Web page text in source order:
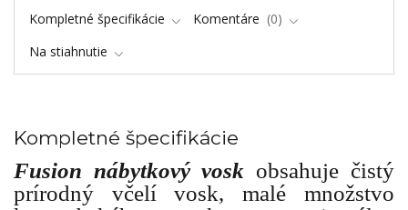
Kompletné špecifikácie Komentáre
0
Na stiahnutie
Kompletné špecifikácie
Fusion nábytkový vosk obsahuje čistý
prírodný včelí vosk, malé množstvo